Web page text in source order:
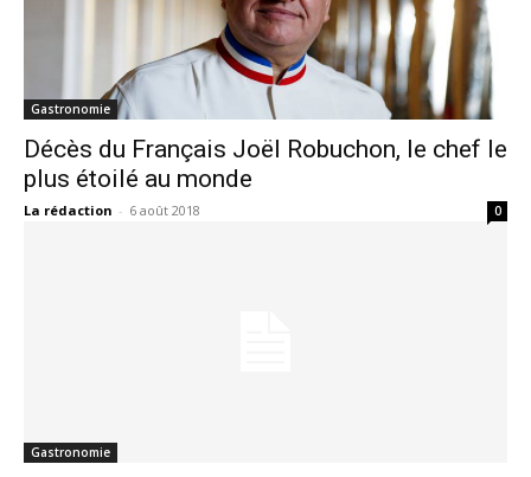
Gastronomie
Décès du Français Joël Robuchon, le chef le
plus étoilé au monde
La rédaction - 6 août 2018 0
Gastronomie